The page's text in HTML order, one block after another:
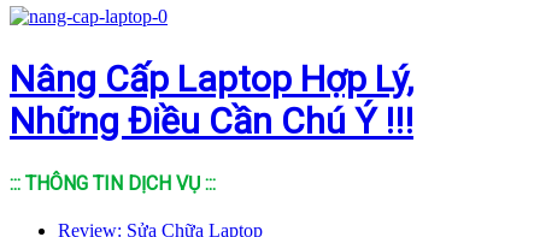
Nâng Cấp Laptop Hợp Lý,
Những Điều Cần Chú Ý !!!
::: THÔNG TIN DỊCH VỤ :::
Review: Sửa Chữa Laptop